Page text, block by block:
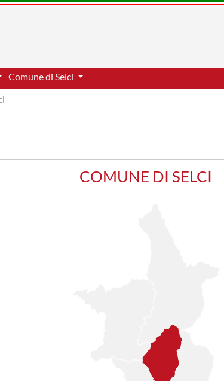
Comune di Selci
COMUNE DI SELCI